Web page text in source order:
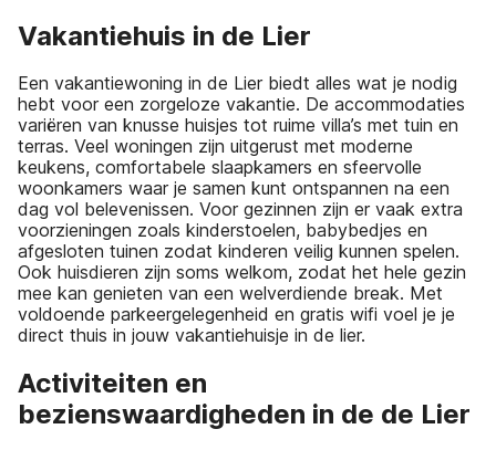
Vakantiehuis in de Lier
Een vakantiewoning in de Lier biedt alles wat je nodig
hebt voor een zorgeloze vakantie. De accommodaties
variëren van knusse huisjes tot ruime villa’s met tuin en
terras. Veel woningen zijn uitgerust met moderne
keukens, comfortabele slaapkamers en sfeervolle
woonkamers waar je samen kunt ontspannen na een
dag vol belevenissen. Voor gezinnen zijn er vaak extra
voorzieningen zoals kinderstoelen, babybedjes en
afgesloten tuinen zodat kinderen veilig kunnen spelen.
Ook huisdieren zijn soms welkom, zodat het hele gezin
mee kan genieten van een welverdiende break. Met
voldoende parkeergelegenheid en gratis wifi voel je je
direct thuis in jouw vakantiehuisje in de lier.
Activiteiten en
bezienswaardigheden in de de Lier